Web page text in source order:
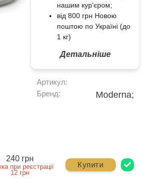
нашим кур'єром;
від 800 грн Новою
поштою по Україні (до
1 кг)
Детальніше
Артикул:
Бренд:
Moderna;
240 грн
при реєстрації
12 грн
Купити